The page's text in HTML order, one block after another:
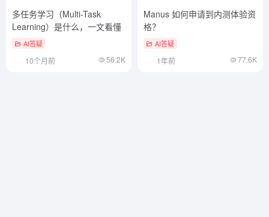
多任务学习（Multi-Task
Learning）是什么，一文看懂
AI答疑
10个月前 56.2K
Manus 如何申请到内测体验资
格？
AI答疑
1年前 77.6K